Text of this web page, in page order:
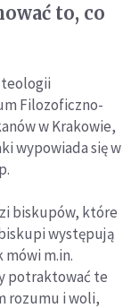
to, co
teologii
Filozoficzno-
w Krakowie,
wypowiada się w
biskupów, które
występują
m.in.
potraktować te
rozumu i woli,